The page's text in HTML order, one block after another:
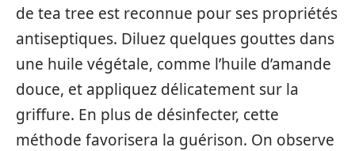
de tea tree est reconnue pour ses propriétés
antiseptiques. Diluez quelques gouttes dans
une huile végétale, comme l’huile d’amande
douce, et appliquez délicatement sur la
griffure. En plus de désinfecter, cette
méthode favorisera la guérison. On observe